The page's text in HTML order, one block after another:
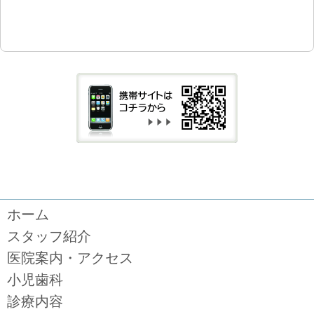
ホーム
スタッフ紹介
医院案内・アクセス
小児歯科
診療内容